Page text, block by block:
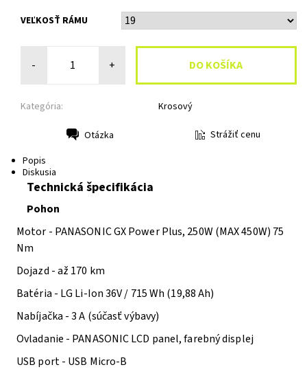
VEĽKOSŤ RÁMU
- +
Kategória: Krosový
Otázka
Strážiť cenu
Popis
Diskusia
Technická špecifikácia
Pohon
Motor - PANASONIC GX Power Plus, 250W (MAX 450W) 75
Nm
Dojazd -až 170 km
Batéria - LG Li-Ion 36V / 715 Wh (19,88 Ah)
Nabíjačka -3 A (súčasť výbavy)
Ovladanie - PANASONIC LCD panel, farebný displej
USB port - USB Micro-B